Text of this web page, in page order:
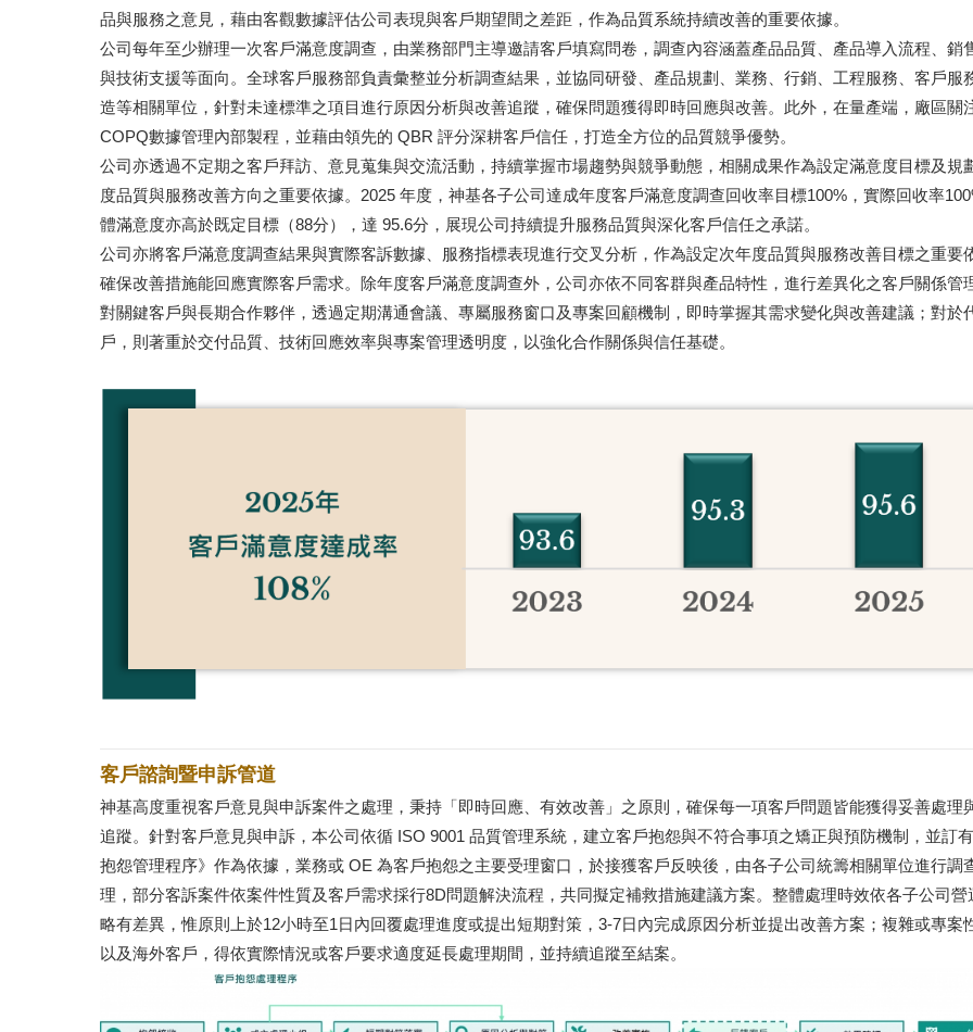
品與服務之意見，藉由客觀數據評估公司表現與客戶期望間之差距，作為品質系統持續改善的重要依據。
公司每年至少辦理一次客戶滿意度調查，由業務部門主導邀請客戶填寫問卷，調查內容涵蓋產品品質、產品導入流程、銷
與技術支援等面向。全球客戶服務部負責彙整並分析調查結果，並協同研發、產品規劃、業務、行銷、工程服務、客戶服
造等相關單位，針對未達標準之項目進行原因分析與改善追蹤，確保問題獲得即時回應與改善。此外，在量產端，廠區關
COPQ數據管理內部製程，並藉由領先的 QBR 評分深耕客戶信任，打造全方位的品質競爭優勢。
公司亦透過不定期之客戶拜訪、意見蒐集與交流活動，持續掌握市場趨勢與競爭動態，相關成果作為設定滿意度目標及規
度品質與服務改善方向之重要依據。2025 年度，神基各子公司達成年度客戶滿意度調查回收率目標100%，實際回收率
體滿意度亦高於既定目標（88分），達 95.6分，展現公司持續提升服務品質與深化客戶信任之承諾。
公司亦將客戶滿意度調查結果與實際客訴數據、服務指標表現進行交叉分析，作為設定次年度品質與服務改善目標之重要
確保改善措施能回應實際客戶需求。除年度客戶滿意度調查外，公司亦依不同客群與產品特性，進行差異化之客戶關係管
對關鍵客戶與長期合作夥伴，透過定期溝通會議、專屬服務窗口及專案回顧機制，即時掌握其需求變化與改善建議；對於
戶，則著重於交付品質、技術回應效率與專案管理透明度，以強化合作關係與信任基礎。
客戶諮詢暨申訴管道
神基高度重視客戶意見與申訴案件之處理，秉持「即時回應、有效改善」之原則，確保每一項客戶問題皆能獲得妥善處理
追蹤。針對客戶意見與申訴，本公司依循 ISO 9001 品質管理系統，建立客戶抱怨與不符合事項之矯正與預防機制，並訂
抱怨管理程序》作為依據，業務或 OE 為客戶抱怨之主要受理窗口，於接獲客戶反映後，由各子公司統籌相關單位進行調
理，部分客訴案件依案件性質及客戶需求採行8D問題解決流程，共同擬定補救措施建議方案。整體處理時效依各子公司營
略有差異，惟原則上於12小時至1日內回覆處理進度或提出短期對策，3-7日內完成原因分析並提出改善方案；複雜或專案
以及海外客戶，得依實際情況或客戶要求適度延長處理期間，並持續追蹤至結案。